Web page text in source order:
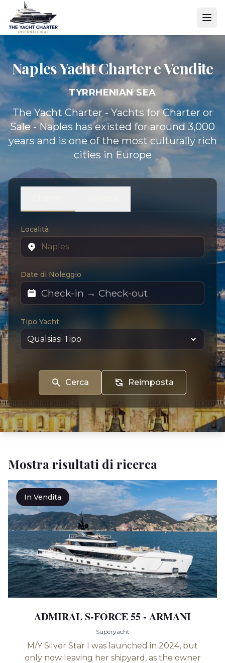
Naples YachtCharter e Vendite
TYRRHENIAN SEA
The Yacht Charter - Yachts for Charter or
Sale - Naples has existed for around 3,000
years and is one of the most culturally rich
cities in Europe
Località
Date di Noleggio
Tipo Yacht
Cerca Reimposta
Mostra risultati di ricerca
In Vendita
ADMIRAL S-FORCE 55 - ARMANI
Superyacht
M/Y Silver Star I was launched in 2024, but
only now leaving her shipyard, as the owner